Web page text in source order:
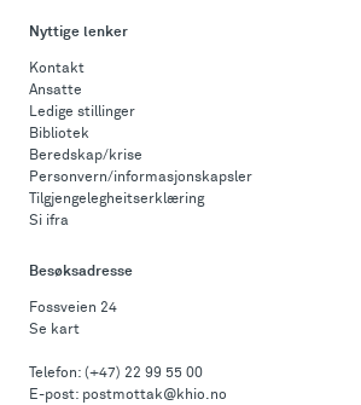
Nyttige lenker
Kontakt
Ansatte
Ledige stillinger
Bibliotek
Beredskap/krise
Personvern/informasjonskapsler
Tilgjengelegheitserklæring
Si ifra
Besøksadresse
Fossveien 24
Se kart
Telefon: (+47) 22 99 55 00
E-post: postmottak@khio.no